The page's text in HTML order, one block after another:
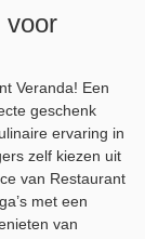
voor
Veranda! Een
geschenk
ervaring in
zelf kiezen uit
van Restaurant
met een
van